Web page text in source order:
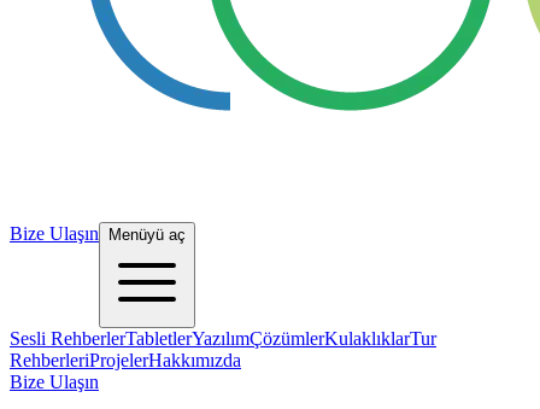
Bize Ulaşın Menüyü aç
Sesli RehberlerTabletlerYazılımÇözümlerKulaklıklarTur
RehberleriProjelerHakkımızda
Bize Ulaşın